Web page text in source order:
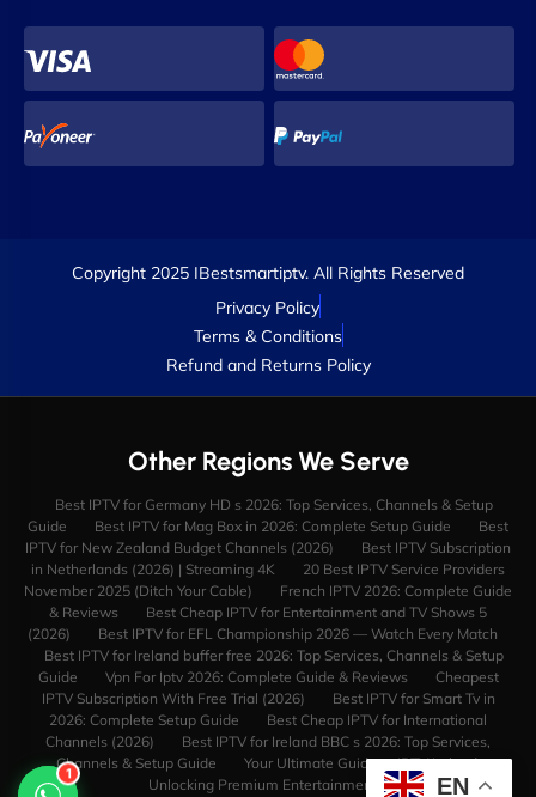
Copyright 2025 IBestsmartiptv. All Rights Reserved
Privacy Policy
Terms & Conditions
Refund and Returns Policy
1
EN
Other Regions We Serve
Best IPTV for Germany HD s 2026: Top Services, Channels & Setup
Guide
Best IPTV for Mag Box in 2026: Complete Setup Guide
Best
IPTV for New Zealand Budget Channels (2026)
Best IPTV Subscription
in Netherlands (2026) | Streaming 4K
20 Best IPTV Service Providers
November 2025 (Ditch Your Cable)
French IPTV 2026: Complete Guide
& Reviews
Best Cheap IPTV for Entertainment and TV Shows 5
(2026)
Best IPTV for EFL Championship 2026 — Watch Every Match
Best IPTV for Ireland buffer free 2026: Top Services, Channels & Setup
Guide
Vpn For Iptv 2026: Complete Guide & Reviews
Cheapest
IPTV Subscription With Free Trial (2026)
Best IPTV for Smart Tv in
2026: Complete Setup Guide
Best Cheap IPTV for International
Channels (2026)
Best IPTV for Ireland BBC s 2026: Top Services,
Channels & Setup Guide
Your Ultimate Guide to IPTV Ireland:
Unlocking Premium Entertainment